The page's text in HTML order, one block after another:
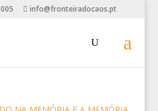
info@fronteiradocaos.pt